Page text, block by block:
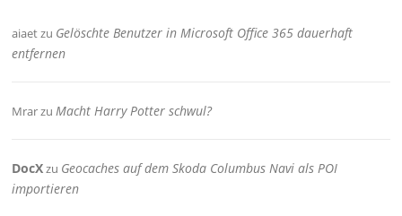
aiaetzu Gelöschte Benutzer in Microsoft Office 365 dauerhaft
entfernen
MrarzuMacht Harry Potter schwul?
DocXzu Geocaches auf dem Skoda Columbus Navi als POI
importieren